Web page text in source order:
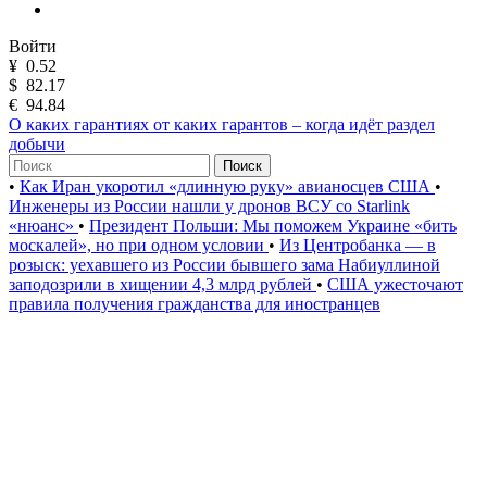
Войти
¥ 0.52
$ 82.17
€ 94.84
О каких гарантиях от каких гарантов – когда идёт раздел
добычи
Поиск
• Как Иран укоротил «длинную руку» авианосцев США •
Инженеры из России нашли у дронов ВСУ со Starlink
«нюанс» • Президент Польши: Мы поможем Украине «бить
москалей», но при одном условии • Из Центробанка — в
розыск: уехавшего из России бывшего зама Набиуллиной
заподозрили в хищении 4,3 млрд рублей • США ужесточают
правила получения гражданства для иностранцев